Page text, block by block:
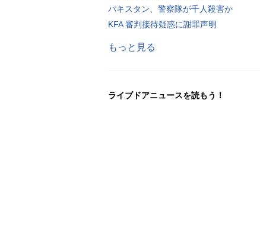
パキスタン、警察隊が千人殺害か
KFA 審判接待疑惑に謝罪声明
もっと見る
ライブドアニュースを読もう！